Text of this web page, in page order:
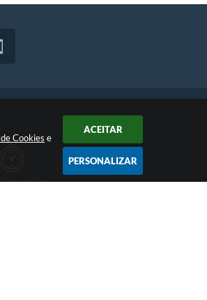
Cookies e
ACEITAR
PERSONALIZAR